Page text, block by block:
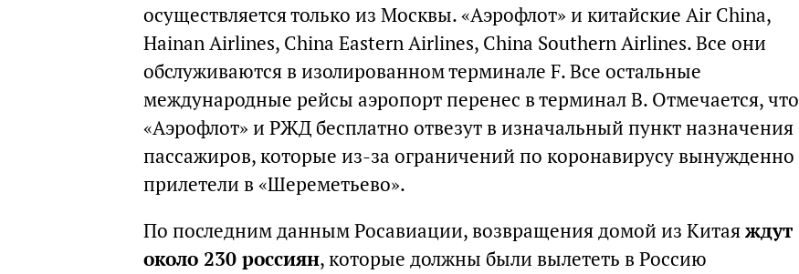
осуществляется только из Москвы. «Аэрофлот» и китайские Air China,
Hainan Airlines, China Eastern Airlines, China Southern Airlines. Все они
обслуживаются в изолированном терминале F. Все остальные
международные рейсы аэропорт перенес в терминал B. Отмечается, что
«Аэрофлот» и РЖД бесплатно отвезут в изначальный пункт назначения
пассажиров, которые из-за ограничений по коронавирусу вынужденно
прилетели в «Шереметьево».
По последним данным Росавиации, возвращения домой из Китаяждут
около 230 россиян, которые должны были вылететь в Россию